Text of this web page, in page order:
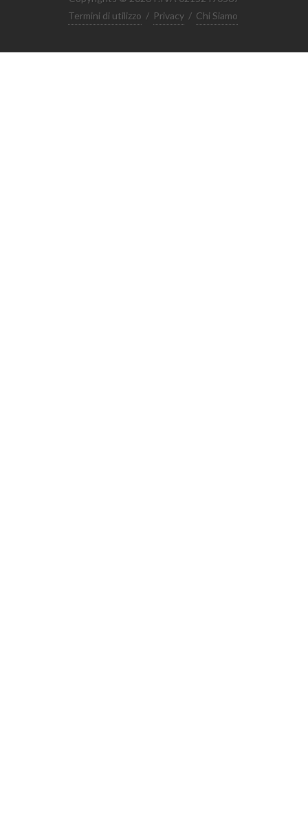
Termini di utilizzo / Privacy / Chi Siamo